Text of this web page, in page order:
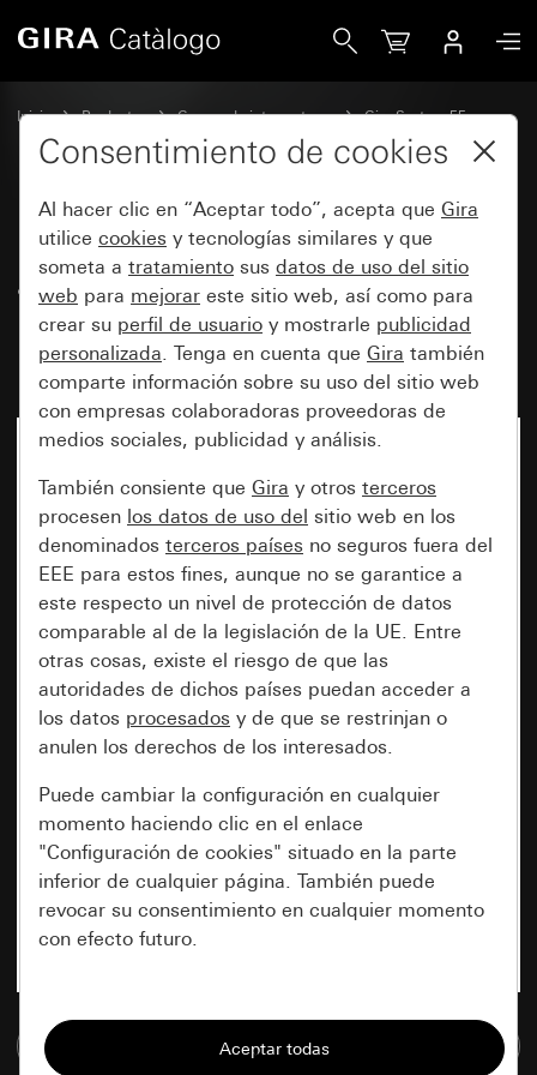
Inicio Productos Gamas de interruptores
Gira System 55
Sistemas de audio
Radio RDS empotrada con un
altavoz Módulo de superficie de
mando con aspecto de cristal
negro
Ir a la base de datos de medios
Consentimiento de cookies
Al hacer clic en “Aceptar todo”, acepta que Gira
utilice cookies y tecnologías similares y que
someta a tratamiento sus datos de uso del sitio
web para mejorar este sitio web, así como para
crear su perfil de usuario y mostrarle publicidad
personalizada. Tenga en cuenta que Gira también
comparte información sobre su uso del sitio web
con empresas colaboradoras proveedoras de
medios sociales, publicidad y análisis.
También consiente que Gira y otros terceros
procesen los datos de uso del sitio web en los
denominados terceros países no seguros fuera del
EEE para estos fines, aunque no se garantice a
este respecto un nivel de protección de datos
comparable al de la legislación de la UE. Entre
otras cosas, existe el riesgo de que las
autoridades de dichos países puedan acceder a
los datos procesados y de que se restrinjan o
anulen los derechos de los interesados.
Puede cambiar la configuración en cualquier
momento haciendo clic en el enlace
"Configuración de cookies" situado en la parte
inferior de cualquier página. También puede
revocar su consentimiento en cualquier momento
con efecto futuro.
Todas las cookies que necesitamos para